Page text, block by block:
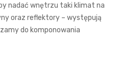
nadać wnętrzu taki klimat na
oraz reflektory – występują
do komponowania